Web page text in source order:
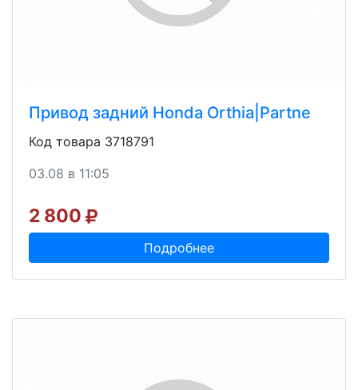
Привод задний Honda Orthia|Partne
Код товара 3718791
03.08 в 11:05
2 800
Подробнее